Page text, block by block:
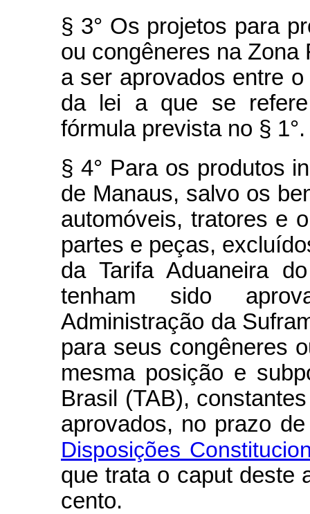
§ 3° Os projetos para
ou congêneres na Zona
a ser aprovados entre
da lei a que se
fórmula prevista no § 1°.
§ 4° Para os produtos
de Manaus, salvo os
automóveis, tratores e
partes e peças,
da Tarifa Aduaneira
tenham sido
Administração da
para seus congêneres
mesma posição e
Brasil (TAB),
aprovados, no prazo
Disposições
que trata o caput deste
cento.